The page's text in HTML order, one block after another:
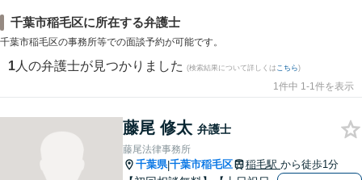
千葉市稲毛区に所在する弁護士
千葉市稲毛区の事務所等での面談予約が可能です。
1 人の弁護士が見つかりました (検索結果について詳しくは こちら)
1件中 1-1件を表示
藤尾 修太 弁護士
藤尾法律事務所
千葉県|千葉市稲毛区 稲毛駅 から徒歩1分